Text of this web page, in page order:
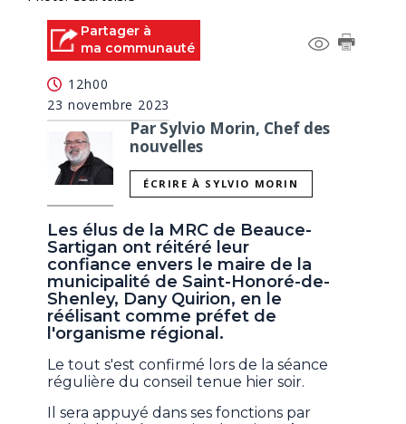
Partager à
ma communauté
12h00
23 novembre 2023
Par Sylvio Morin, Chef des
nouvelles
ÉCRIRE À SYLVIO MORIN
Les élus de la MRC de Beauce-
Sartigan ont réitéré leur
confiance envers le maire de la
municipalité de Saint-Honoré-de-
Shenley, Dany Quirion, en le
réélisant comme préfet de
l'organisme régional.
Le tout s'est confirmé lors de la séance
régulière du conseil tenue hier soir.
Il sera appuyé dans ses fonctions par